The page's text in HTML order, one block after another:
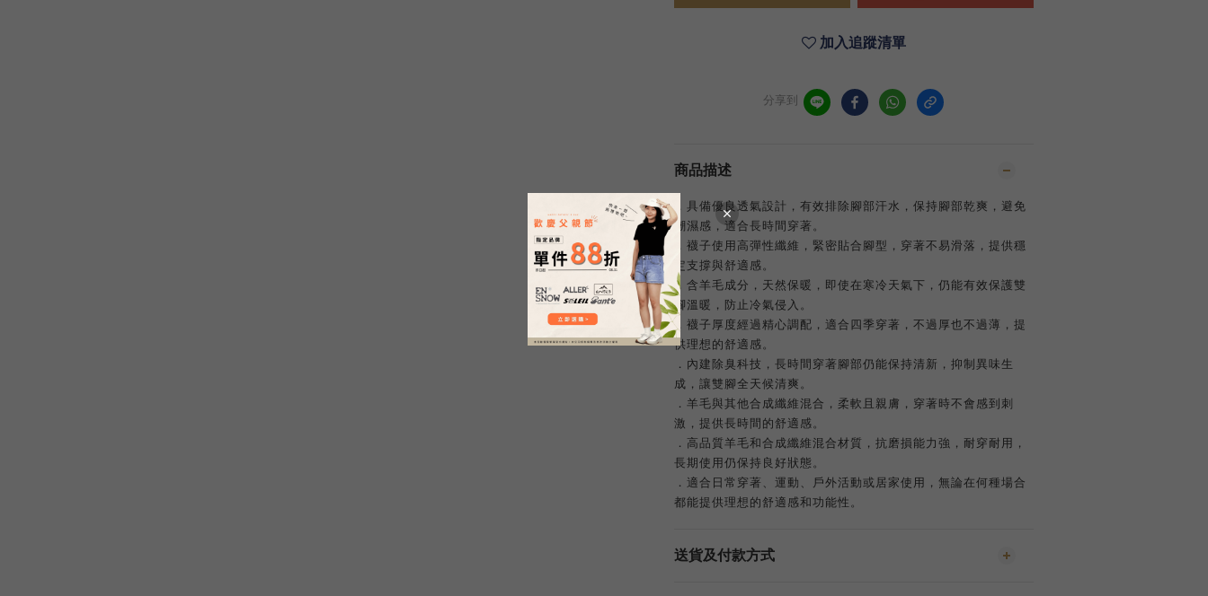
加入追蹤清單
分享到
商品描述
．具備優良透氣設計，有效排除腳部汗水，保持腳部乾爽，避免
潮濕感，適合長時間穿著。
．襪子使用高彈性纖維，緊密貼合腳型，穿著不易滑落，提供穩
定支撐與舒適感。
．含羊毛成分，天然保暖，即使在寒冷天氣下，仍能有效保護雙
腳溫暖，防止冷氣侵入。
．襪子厚度經過精心調配，適合四季穿著，不過厚也不過薄，提
供理想的舒適感。
．內建除臭科技，長時間穿著腳部仍能保持清新，抑制異味生
成，讓雙腳全天候清爽。
．羊毛與其他合成纖維混合，柔軟且親膚，穿著時不會感到刺
激，提供長時間的舒適感。
．高品質羊毛和合成纖維混合材質，抗磨損能力強，耐穿耐用，
長期使用仍保持良好狀態。
．適合日常穿著、運動、戶外活動或居家使用，無論在何種場合
都能提供理想的舒適感和功能性。
送貨及付款方式